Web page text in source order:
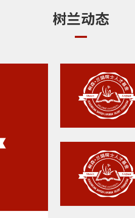
计划 初评结果名单公布树兰动态